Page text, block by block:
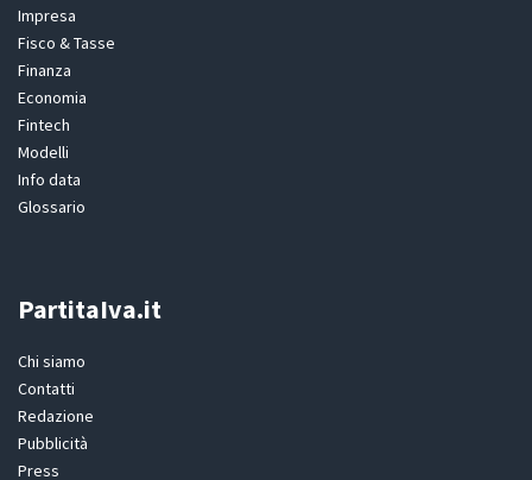
Impresa
Fisco & Tasse
Finanza
Economia
Fintech
Modelli
Info data
Glossario
PartitaIva.it
Chi siamo
Contatti
Redazione
Pubblicità
Press